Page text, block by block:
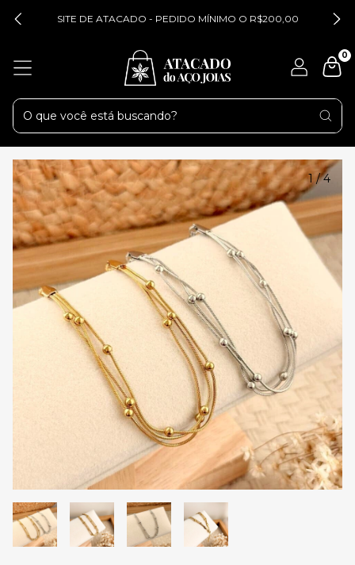
SITE DE ATACADO - PEDIDO MÍNIMO O R$200,00
0
1/4